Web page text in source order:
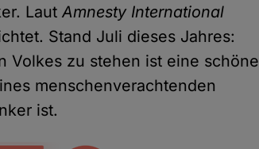
LautAmnesty International
Stand Juli dieses Jahres:
Volkes zu stehen ist eine schöne
menschenverachtenden
ist.